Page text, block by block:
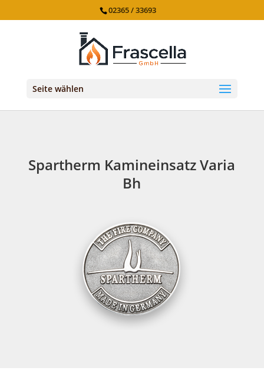
02365 / 33693
Seite wählen
Spartherm Kamineinsatz Varia
Bh